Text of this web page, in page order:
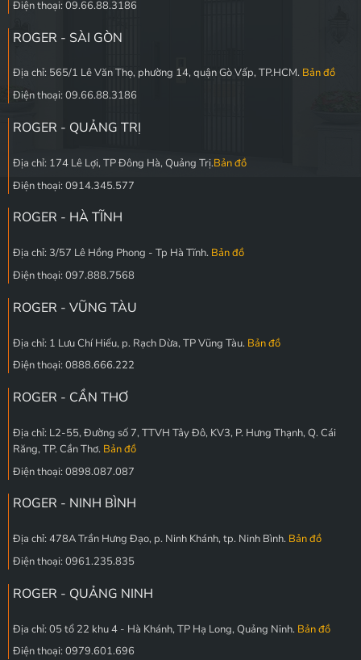
Điện thoại: 09.66.88.3186
ROGER - SÀI GÒN
Địa chỉ: 565/1 Lê Văn Thọ, phường 14, quận Gò Vấp, TP.HCM. Bản đồ
Điện thoại: 09.66.88.3186
ROGER - QUẢNG TRỊ
Địa chỉ: 174 Lê Lợi, TP Đông Hà, Quảng Trị.Bản đồ
Điện thoại: 0914.345.577
ROGER - HÀ TĨNH
Địa chỉ: 3/57 Lê Hồng Phong - Tp Hà Tĩnh. Bản đồ
Điện thoại: 097.888.7568
ROGER - VŨNG TÀU
Địa chỉ: 1 Lưu Chí Hiếu, p. Rạch Dừa, TP Vũng Tàu. Bản đồ
Điện thoại: 0888.666.222
ROGER - CẦN THƠ
Địa chỉ: L2-55, Đường số 7, TTVH Tây Đô, KV3, P. Hưng Thạnh, Q. Cái
Răng, TP. Cần Thơ. Bản đồ
Điện thoại: 0898.087.087
ROGER - NINH BÌNH
Địa chỉ: 478A Trần Hưng Đạo, p. Ninh Khánh, tp. Ninh Bình. Bản đồ
Điện thoại: 0961.235.835
ROGER - QUẢNG NINH
Địa chỉ: 05 tổ 22 khu 4 - Hà Khánh, TP Hạ Long, Quảng Ninh. Bản đồ
Điện thoại: 0979.601.696